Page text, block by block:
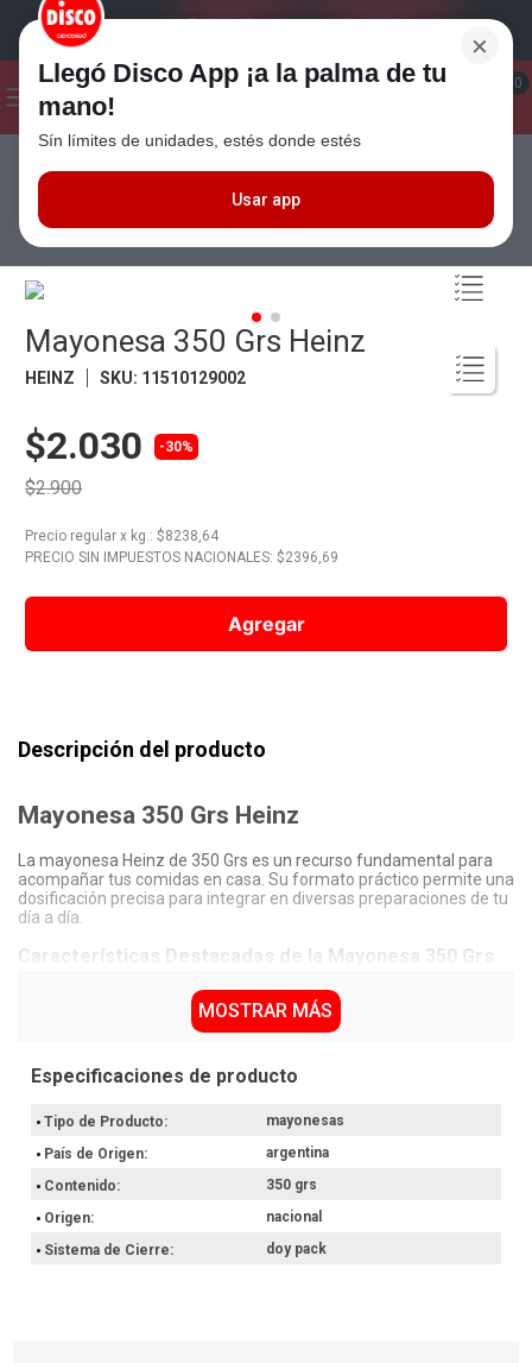
¡Hola! ¿Qué estas buscando? 0
Seleccioná el método de entrega
×
Llegó Disco App ¡a la palma de tu
mano!
Sín límites de unidades, estés donde estés
Usar app
Mayonesas Mayonesa 350 Grs Heinz
Mayonesa 350 Grs Heinz
HEINZ SKU: 11510129002
$2.030 -30%
$2.900
Precio regular x kg. : $8238,64
PRECIO SIN IMPUESTOS NACIONALES: $2396,69
Agregar
Descripción del producto
Mayonesa 350 Grs Heinz
La mayonesa Heinz de 350 Grs es un recurso fundamental para
acompañar tus comidas en casa. Su formato práctico permite una
dosificación precisa para integrar en diversas preparaciones de tu
día a día.
Características Destacadas de la Mayonesa 350 Grs
Contenido neto de 350 Grs, ideal para el uso frecuente en la
manipulación y almacenamiento en la heladera.
estándares de producción local.
Por qué nos gusta la Mayonesa 350 Grs Heinz
Esta mayonesa resulta una opción eficiente para optimizar el
tiempo al momento de preparar tus platos. Gracias a su envase
Doy Pack, vas a poder utilizar la cantidad necesaria de manera
sencilla, manteniendo el orden y la practicidad en tu cocina.
MOSTRAR MÁS
Tipo de Producto
mayonesas
País de Origen
argentina
Contenido
350 grs
Origen
nacional
Sistema de Cierre
doy pack
3.
Cerveza
7.
Queso
8.
Fideos
9.
Chocolate